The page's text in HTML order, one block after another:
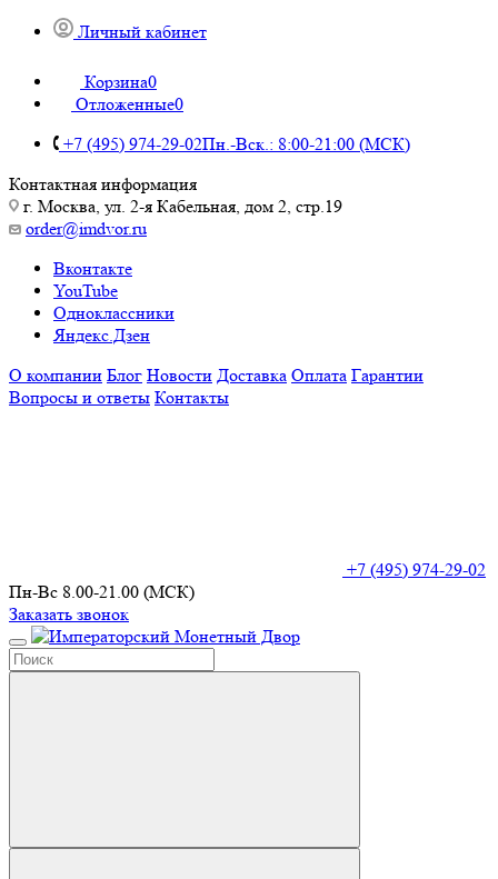
Личный кабинет
Корзина0
Отложенные0
+7 (495) 974-29-02Пн.-Вск.: 8:00-21:00 (МСК)
Контактная информация
г. Москва, ул. 2-я Кабельная, дом 2, стр.19
order@imdvor.ru
Вконтакте
YouTube
Одноклассники
Яндекс.Дзен
О компании Блог Новости Доставка Оплата Гарантии
Вопросы и ответы Контакты
+7 (495) 974-29-02
Пн-Вс 8.00-21.00 (МСК)
Заказать звонок